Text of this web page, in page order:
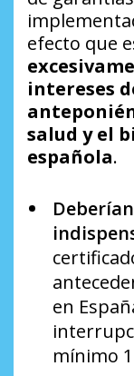
efecto que
intereses
salud y el
española.
en
mínimo